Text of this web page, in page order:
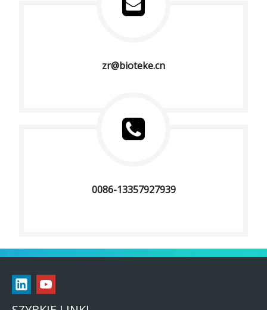
zr@bioteke.cn
0086-13357927939